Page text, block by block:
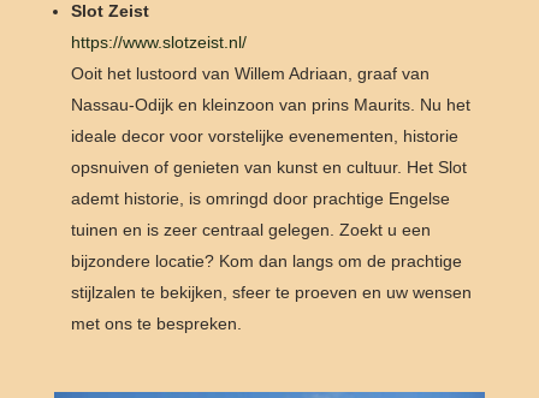
Slot Zeist
https://www.slotzeist.nl/
Ooit het lustoord van Willem Adriaan, graaf van
Nassau-Odijk en kleinzoon van prins Maurits. Nu het
ideale decor voor vorstelijke evenementen, historie
opsnuiven of genieten van kunst en cultuur. Het Slot
ademt historie, is omringd door prachtige Engelse
tuinen en is zeer centraal gelegen. Zoekt u een
bijzondere locatie? Kom dan langs om de prachtige
stijlzalen te bekijken, sfeer te proeven en uw wensen
met ons te bespreken.